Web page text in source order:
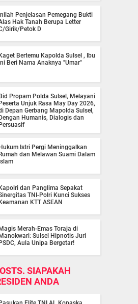
Inilah Penjelasan Pemegang Bukti
Hak Tanah Berupa Letter
Girik/Petok D
Kaget Bertemu Kapolda Sulsel , Ibu
Ini Beri Nama Anaknya "Umar"
Bid Propam Polda Sulsel, Melayani
Peserta Unjuk Rasa May Day 2026,
Depan Gerbang Mapolda Sulsel,
Dengan Humanis, Dialogis dan
Persuasif
Hukum Istri Pergi Meninggalkan
Rumah dan Melawan Suami Dalam
Islam
Kapolri dan Panglima Sepakat
TNI-Polri Kunci Sukses
Keamanan KTT ASEAN
Magis Merah-Emas Toraja di
Manokwari: Sulsel Hipnotis Juri
PSDC, Aula Unipa Bergetar!
SIAPAKAH
ANDA